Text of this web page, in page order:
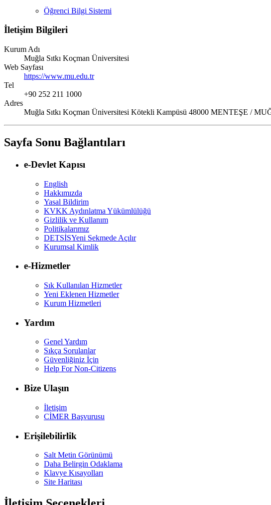
Öğrenci Bilgi Sistemi
İletişim Bilgileri
Kurum Adı
Muğla Sıtkı Koçman Üniversitesi
Web Sayfası
https://www.mu.edu.tr
Tel
+90 252 211 1000
Adres
Muğla Sıtkı Koçman Üniversitesi Kötekli Kampüsü 48000 MENTEŞE /
Sayfa Sonu Bağlantıları
e-Devlet Kapısı
English
Hakkımızda
Yasal Bildirim
KVKK Aydınlatma Yükümlülüğü
Gizlilik ve Kullanım
Politikalarımız
DETSİSYeni Sekmede Açılır
Kurumsal Kimlik
e-Hizmetler
Sık Kullanılan Hizmetler
Yeni Eklenen Hizmetler
Kurum Hizmetleri
Yardım
Genel Yardım
Sıkça Sorulanlar
Güvenliğiniz İçin
Help For Non-Citizens
Bize Ulaşın
İletişim
CİMER Başvurusu
Erişilebilirlik
Salt Metin Görünümü
Daha Belirgin Odaklama
Klavye Kısayolları
Site Haritası